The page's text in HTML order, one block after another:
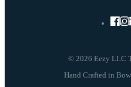
© 2026 Eezy LLC